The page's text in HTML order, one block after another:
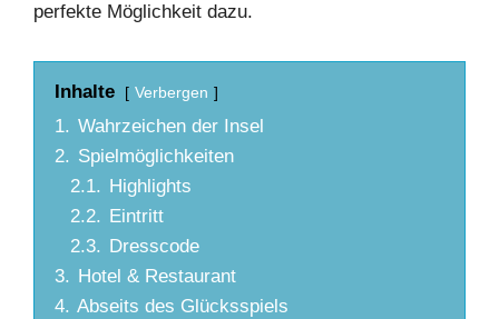
perfekte Möglichkeit dazu.
Inhalte Verbergen
1. Wahrzeichen der Insel
2. Spielmöglichkeiten
2.1. Highlights
2.2. Eintritt
2.3. Dresscode
3. Hotel & Restaurant
4. Abseits des Glücksspiels